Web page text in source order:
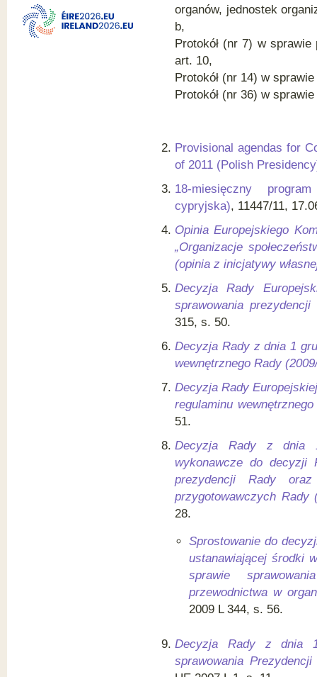
organów, jednostek
b,
Protokół (nr 7) w
art. 10,
Protokół (nr 14) w
Protokół (nr 36) w
Provisional agendas for
of 2011 (Polish
18-miesięczny
cypryjska), 11447/11,
Opinia Europejskiego
„Organizacje
(opinia z inicjatywy
Decyzja Rady
sprawowania
315, s. 50.
Decyzja Rady z dnia 1
wewnętrznego Rady
Decyzja Rady
regulaminu
51.
Decyzja Rady z dnia
wykonawcze do decyzji
prezydencji Rady
przygotowawczych Rady
28.
Sprostowanie do
ustanawiającej środki
sprawie
przewodnictwa w
2009 L 344, s. 56.
Decyzja Rady z dnia
sprawowania